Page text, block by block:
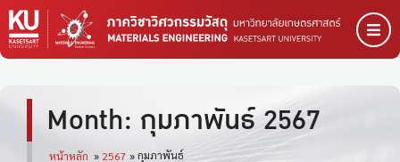
Month: กุมภาพันธ์ 2567
หน้าหลัก » 2567 »กุมภาพันธ์